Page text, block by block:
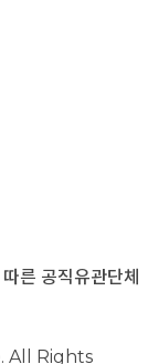
른 공직유관단체
All Rights